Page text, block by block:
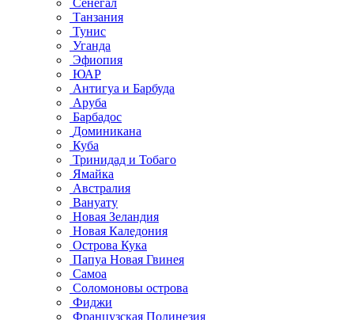
Сенегал
Танзания
Тунис
Уганда
Эфиопия
ЮАР
Антигуа и Барбуда
Аруба
Барбадос
Доминикана
Куба
Тринидад и Тобаго
Ямайка
Австралия
Вануату
Новая Зеландия
Новая Каледония
Острова Кука
Папуа Новая Гвинея
Самоа
Соломоновы острова
Фиджи
Французская Полинезия